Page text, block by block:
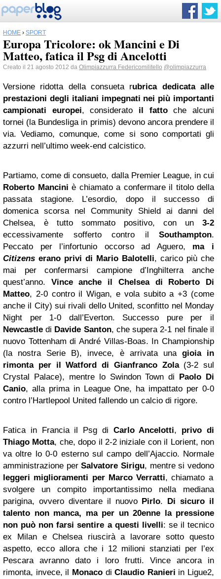
HOME › SPORT
Europa Tricolore: ok Mancini e Di
Matteo, fatica il Psg di Ancelotti
Creato il 21 agosto 2012 da Olimpiazzurra Federicomilitello @olimpiazzurra
Versione ridotta della consueta rubrica dedicata alle
prestazioni degli italiani impegnati nei più importanti
campionati europei, considerato il fattoche alcuni
tornei (la Bundesliga in primis) devono ancora prendere il
via. Vediamo, comunque, come si sono comportati gli
azzurri nell’ultimo week-end calcistico.
Partiamo, come di consueto, dalla Premier League, in cui
Roberto Mancini è chiamato a confermare il titolo della
passata stagione. L’esordio, dopo il successo di
domenica scorsa nel Community Shield ai danni del
Chelsea, è tutto sommato positivo, con un 3-2
eccessivamente sofferto contro il Southampton.
Peccato per l’infortunio occorso ad Aguero, ma i
Citizens erano privi di Mario Balotelli, carico più che
mai per confermarsi campione d’Inghilterra anche
quest’anno. Vince anche il Chelsea di Roberto Di
Matteo, 2-0 contro il Wigan, e vola subito a +3 (come
anche il City) sui rivali dello United, sconfitto nel Monday
Night per 1-0 dall’Everton. Successo pure per il
Newcastle di Davide Santon, che supera 2-1 nel finale il
nuovo Tottenham di André Villas-Boas. In Championship
(la nostra Serie B), invece, è arrivata una gioia in
rimonta per il Watford di Gianfranco Zola(3-2 sul
Crystal Palace), mentre lo Swindon Town di Paolo Di
Canio, alla prima in League One, ha impattato per 0-0
contro l’Hartlepool United fallendo un calcio di rigore.
Fatica in Francia il Psg di Carlo Ancelotti, privo di
Thiago Motta, che, dopo il 2-2 iniziale con il Lorient, non
va oltre lo 0-0 esterno sul campo dell’Ajaccio. Normale
amministrazione perSalvatore Sirigu, mentre si vedono
leggeri miglioramenti per Marco Verratti, chiamato a
svolgere un compito importantissimo nella mediana
parigina, ovvero diventare il nuovo Pirlo. Di sicuro il
talento non manca, ma per un 20enne la pressione
non può non farsi sentire a questi livelli: se il tecnico
ex Milan e Chelsea riuscirà a lavorare sotto questo
aspetto, ecco allora che i 12 milioni stanziati per l’ex
Pescara avranno dato i loro frutti. Vince ancora in
rimonta, invece, il MonacodiClaudio Ranieri in Ligue2,